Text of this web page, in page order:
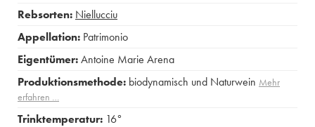
Rebsorten: Niellucciu
Appellation: Patrimonio
Eigentümer:Antoine Marie Arena
Produktionsmethode: biodynamisch und Naturwein Mehr
erfahren …
Trinktemperatur: 16°